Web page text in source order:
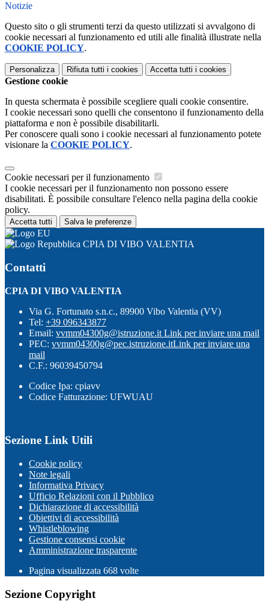
Notizie
Questo sito o gli strumenti terzi da questo utilizzati si avvalgono di
cookie necessari al funzionamento ed utili alle finalità illustrate nella
COOKIE POLICY.
Personalizza Rifiuta tutti i cookies Accetta tutti i cookies
Gestione cookie
In questa schermata è possibile scegliere quali cookie consentire.
I cookie necessari sono quelli che consentono il funzionamento della
piattaforma e non è possibile disabilitarli.
Per conoscere quali sono i cookie necessari al funzionamento potete
visionare la COOKIE POLICY.
Cookie necessari per il funzionamento
I cookie necessari per il funzionamento non possono essere
disabilitati. È possibile consultare l'elenco nella pagina della cookie
policy.
Accetta tutti Salva le preferenze
CPIA DI VIBO VALENTIA
Contatti
CPIA DI VIBO VALENTIA
Via G. Fortunato s.n.c., 89900 Vibo Valentia (VV)
Tel: +39 096343877
Email: vvmm04300g@istruzione.it Link per inviare una mail
PEC: vvmm04300g@pec.istruzione.itLink per inviare una
mail
C.F.: 96039450794
Codice Ipa: cpiavv
Codice Fatturazione: UFWUAU
Sezione Link Utili
Cookie policy
Note legali
Informativa Privacy
Ufficio Relazioni con il Pubblico
Dichiarazione di accessibilità
Obiettivi di accessibilità
Whistleblowing
Gestione consensi cookie
Amministrazione trasparente
Pagina visualizzata 668 volte
Sezione Copyright